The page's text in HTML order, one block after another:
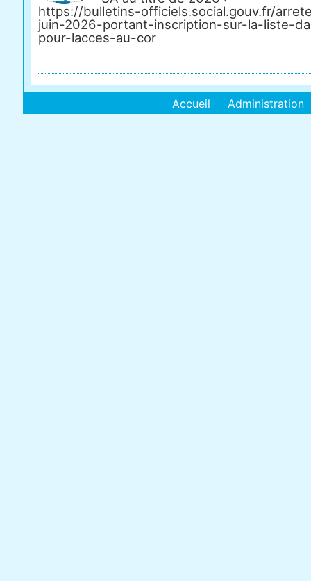
https://bulletins-officiels.social.gouv.fr/
juin-2026-portant-inscription-sur-la-liste-
pour-lacces-au-cor
Accueil Administration